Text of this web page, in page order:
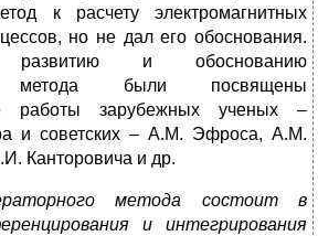
к расчету электромагнитных
но не дал его обоснования.
развитию и обоснованию
метода были посвящены
работы зарубежных ученых –
и советских – А.М. Эфроса, А.М.
Канторовича и др.
метода состоит в
и интегрирования